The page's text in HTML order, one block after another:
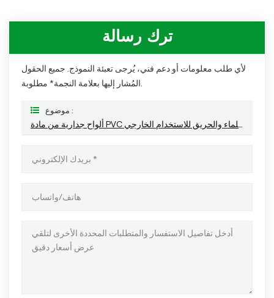
ترك رسالة
لأي طلب معلومات أو دعم فني، يُرجى تعبئة النموذج. جميع الحقول
المُشار إليها بعلامة النجمة* مطلوبة.
موضوع :
ألواح جدارية من مادة PVC بتقنية البثق المشترك - مقاومة للماء والحريق للاستخدام الخارجي